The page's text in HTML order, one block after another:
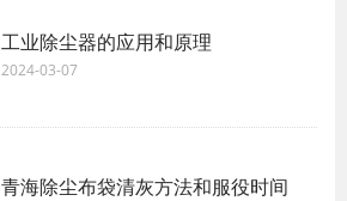
工业除尘器的应用和原理
2024-03-07
青海除尘布袋清灰方法和服役时间